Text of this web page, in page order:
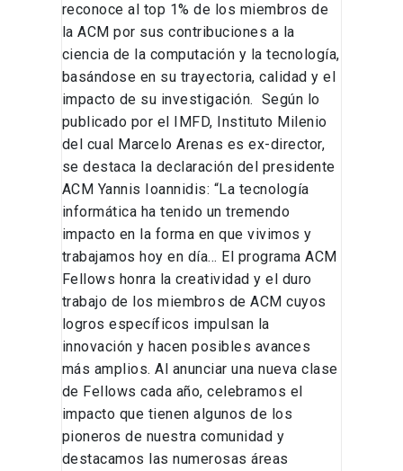
reconoce al top 1% de los miembros de
la ACM por sus contribuciones a la
ciencia de la computación y la tecnología,
basándose en su trayectoria, calidad y el
impacto de su investigación. Según lo
publicado por el IMFD, Instituto Milenio
del cual Marcelo Arenas es ex-director,
se destaca la declaración del presidente
ACM Yannis Ioannidis: “La tecnología
informática ha tenido un tremendo
impacto en la forma en que vivimos y
trabajamos hoy en día… El programa ACM
Fellows honra la creatividad y el duro
trabajo de los miembros de ACM cuyos
logros específicos impulsan la
innovación y hacen posibles avances
más amplios. Al anunciar una nueva clase
de Fellows cada año, celebramos el
impacto que tienen algunos de los
pioneros de nuestra comunidad y
destacamos las numerosas áreas